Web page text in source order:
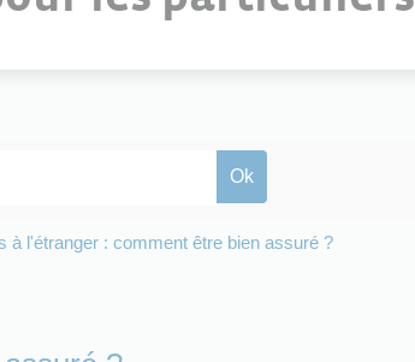
à l'étranger : comment être bien assuré ?